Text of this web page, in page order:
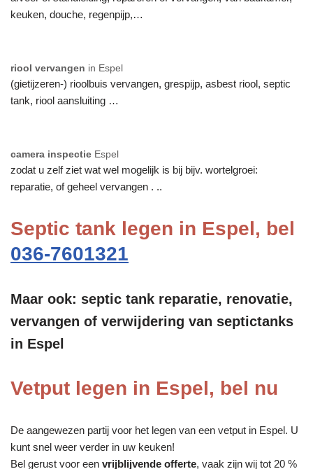
keuken, douche, regenpijp,…
riool vervangen in Espel
(gietijzeren-) rioolbuis vervangen, grespijp, asbest riool, septic
tank, riool aansluiting …
camera inspectie Espel
zodat u zelf ziet wat wel mogelijk is bij bijv. wortelgroei:
reparatie, of geheel vervangen . ..
Septic tank legen in Espel, bel
036-7601321
Maar ook: septic tank reparatie, renovatie,
vervangen of verwijdering van septictanks
in Espel
Vetput legen in Espel, bel nu
De aangewezen partij voor het legen van een vetput in Espel. U
kunt snel weer verder in uw keuken!
Bel gerust voor een vrijblijvende offerte, vaak zijn wij tot 20 %